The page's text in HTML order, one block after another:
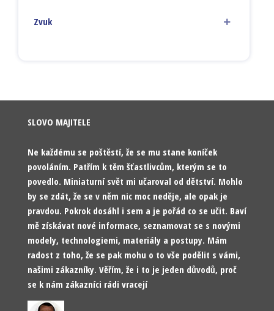
Zvuk
SLOVO MAJITELE
Ne každému se poštěstí, že se mu stane koníček
povoláním. Patřím k těm šťastlivcům, kterým se to
povedlo. Miniaturní svět mi učaroval od dětství. Mohlo
by se zdát, že se v něm nic moc neděje, ale opak je
pravdou. Pokrok dosáhl i sem a je pořád co se učit. Baví
mě získávat nové informace, seznamovat se s novými
modely, technologiemi, materiály a postupy. Mám
radost z toho, že se pak mohu o to vše podělit s vámi,
našimi zákazníky. Věřím, že i to je jeden důvodů, proč
se k nám zákazníci rádi vracejí